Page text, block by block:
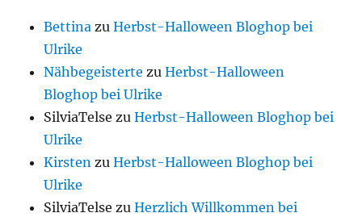
Bettina zuHerbst-Halloween Bloghop bei
Ulrike
Nähbegeisterte zuHerbst-Halloween
Bloghop bei Ulrike
SilviaTelse zuHerbst-Halloween Bloghop bei
Ulrike
Kirsten zuHerbst-Halloween Bloghop bei
Ulrike
SilviaTelse zuHerzlich Willkommen bei